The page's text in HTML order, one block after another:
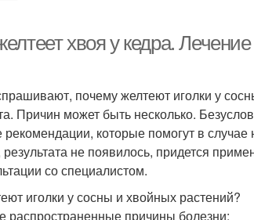
хвоя у кедра.
почему желтеют иголки у
Причин может быть несколько.
которые помогут в
не появилось, придется
со специалистом.
иголки у сосны и хвойных растений?
распространенные причины болезни: